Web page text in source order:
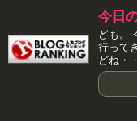
今日
ども。
行って
どね・